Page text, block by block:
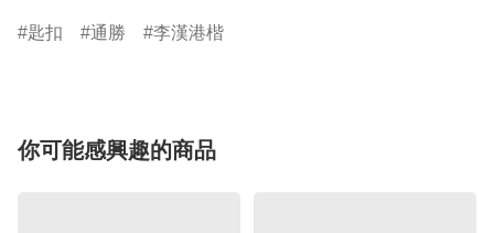
匙扣 通勝 李漢港楷
你可能感興趣的商品